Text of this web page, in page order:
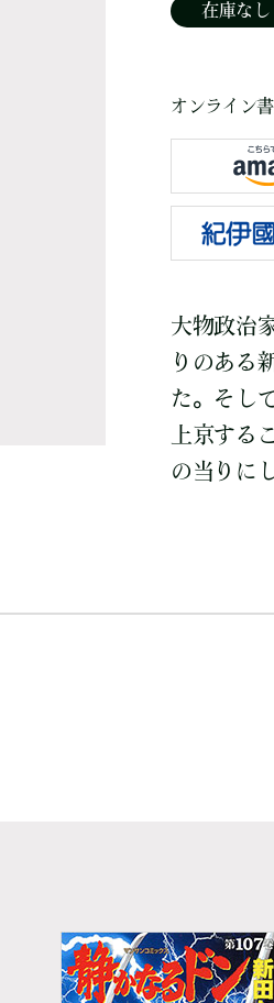
在庫なし
オンライン
大物政治
りのある
た。そし
上京する
の当りに